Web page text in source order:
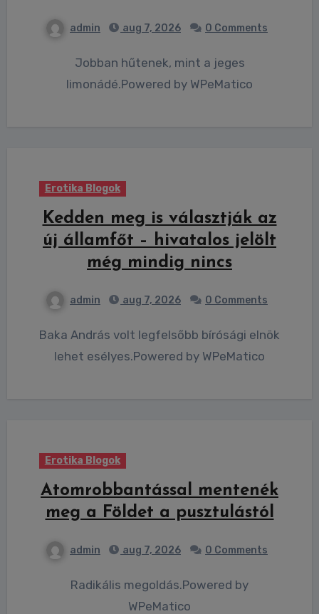
admin aug 7, 2026 0 Comments
Jobban hűtenek, mint a jeges
limonádé.Powered by WPeMatico
Erotika Blogok
Kedden meg is választják az
új államfőt – hivatalos jelölt
még mindig nincs
admin aug 7, 2026 0 Comments
Baka András volt legfelsőbb bírósági elnök
lehet esélyes.Powered by WPeMatico
Erotika Blogok
Atomrobbantással mentenék
meg a Földet a pusztulástól
admin aug 7, 2026 0 Comments
Radikális megoldás.Powered by
WPeMatico